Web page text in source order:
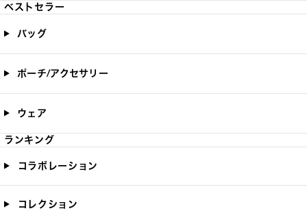
ベストセラー
バッグ
ポーチ/アクセサリー
ウェア
ランキング
コラボレーション
コレクション